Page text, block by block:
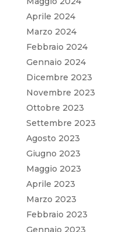
Aprile 2024
Marzo 2024
Febbraio 2024
Gennaio 2024
Dicembre 2023
Novembre 2023
Ottobre 2023
Settembre 2023
Agosto 2023
Giugno 2023
Maggio 2023
Aprile 2023
Marzo 2023
Febbraio 2023
Gennaio 2023